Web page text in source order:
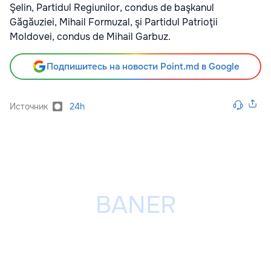
Şelin, Partidul Regiunilor, condus de başkanul
Găgăuziei, Mihail Formuzal, şi Partidul Patrioţii
Moldovei, condus de Mihail Garbuz.
Подпишитесь на новости Point.md в Google
Источник 24h